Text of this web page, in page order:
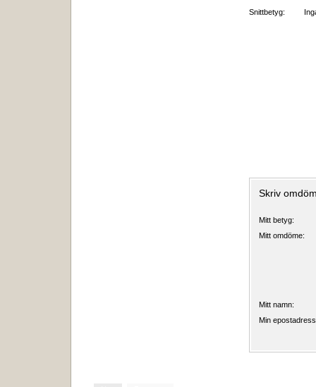
Snittbetyg:
Skriv
Mitt betyg:
Mitt omdöme:
Mitt namn:
Min